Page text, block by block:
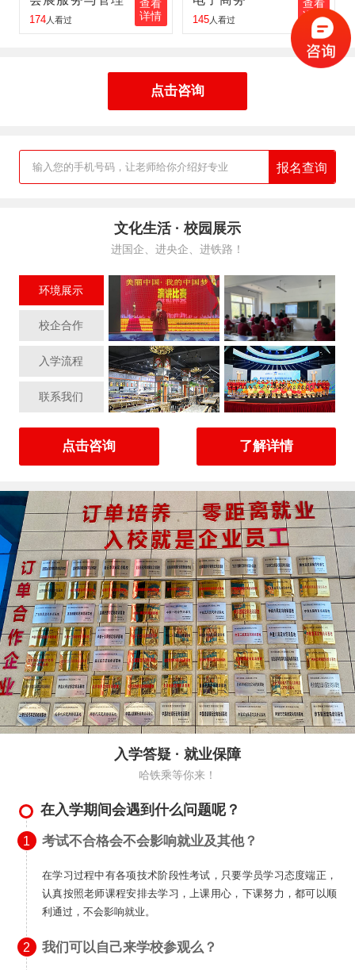
王红伟 铁路客运服务 报名地区：同江
工业机器人
174人看过
查看
详情
145人看过
查看
详情
点击咨询
输入您的手机号码，让老师给你介绍好专业 报名查询
文化生活 · 校园展示
进国企、进央企、进铁路！
环境展示
校企合作
入学流程
联系我们
点击咨询 了解详情
入学答疑 · 就业保障
哈铁乘等你来！
在入学期间会遇到什么问题呢？
考试不合格会不会影响就业及其他？
1
在学习过程中有各项技术阶段性考试，只要学员学习态度端正，
认真按照老师课程安排去学习，上课用心，下课努力，都可以顺
利通过，不会影响就业。
我们可以自己来学校参观么？
2